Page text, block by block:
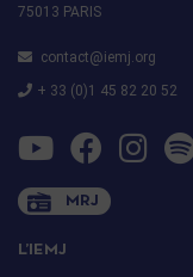
75013 PARIS
contact@iemj.org
+ 33 (0)1 45 82 20 52
MRJ
L’IEMJ